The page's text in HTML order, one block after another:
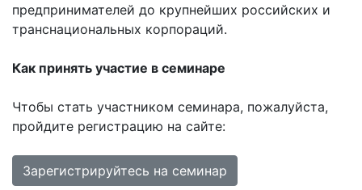
предпринимателей до крупнейших российских и
транснациональных корпораций.
Как принять участие в семинаре
Чтобы стать участником семинара, пожалуйста,
пройдите регистрацию на сайте:
Зарегистрируйтесь на семинар